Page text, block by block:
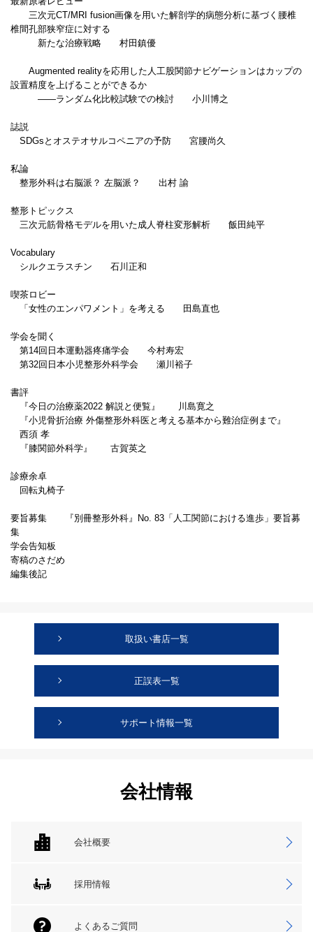
三次元CT/MRI fusion画像を用いた解剖学的病態分析に基づく腰椎
椎間孔部狭窄症に対する
新たな治療戦略 村田鎮優
Augmented realityを応用した人工股関節ナビゲーションはカップの
設置精度を上げることができるか
――ランダム化比較試験での検討 小川博之
誌説
SDGsとオステオサルコペニアの予防 宮腰尚久
私論
整形外科は右脳派？ 左脳派？ 出村 諭
整形トピックス
三次元筋骨格モデルを用いた成人脊柱変形解析 飯田純平
Vocabulary
シルクエラスチン 石川正和
喫茶ロビー
「女性のエンパワメント」を考える 田島直也
学会を聞く
第14回日本運動器疼痛学会 今村寿宏
第32回日本小児整形外科学会 瀬川裕子
書評
『今日の治療薬2022 解説と便覧』 川島寛之
『小児骨折治療 外傷整形外科医と考える基本から難治症例まで』
西須 孝
『膝関節外科学』 古賀英之
診療余卓
回転丸椅子
要旨募集 『別冊整形外科』No. 83「人工関節における進歩」要旨募
集
学会告知板
寄稿のさだめ
編集後記
取扱い書店一覧
正誤表一覧
サポート情報一覧
会社情報
会社概要
採用情報
よくあるご質問